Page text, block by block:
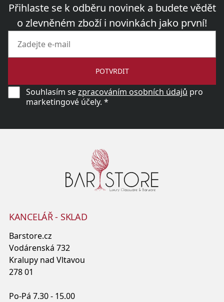
Přihlaste se k odběru novinek a budete vědět
o zlevněném zboží i novinkách jako první!
POTVRDIT
Souhlasím sezpracováním osobních údajů pro
marketingové účely. *
KANCELÁŘ - SKLAD
Barstore.cz
Vodárenská 732
Kralupy nad Vltavou
278 01
Po-Pá 7.30 - 15.00